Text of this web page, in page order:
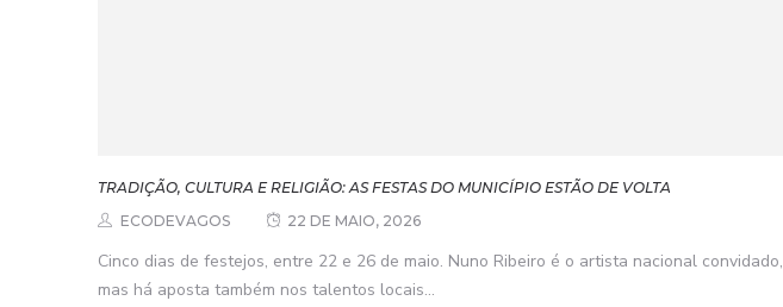
TRADIÇÃO, CULTURA E RELIGIÃO: AS FESTAS DO MUNICÍPIO ESTÃO DE VOLTA
ECODEVAGOS
22 DE MAIO, 2026
Cinco dias de festejos, entre 22 e 26 de maio. Nuno Ribeiro é o artista nacional convidado,
mas há aposta também nos talentos locais...